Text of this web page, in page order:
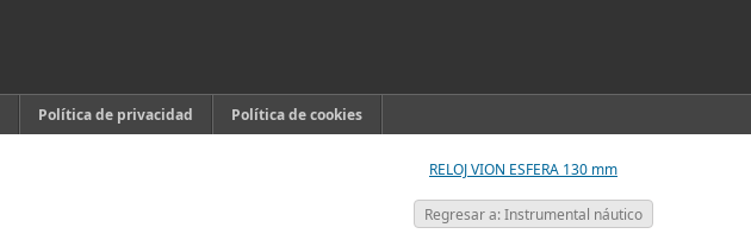
Política de privacidad Política de cookies
RELOJ VION ESFERA 130 mm
Regresar a: Instrumental náutico